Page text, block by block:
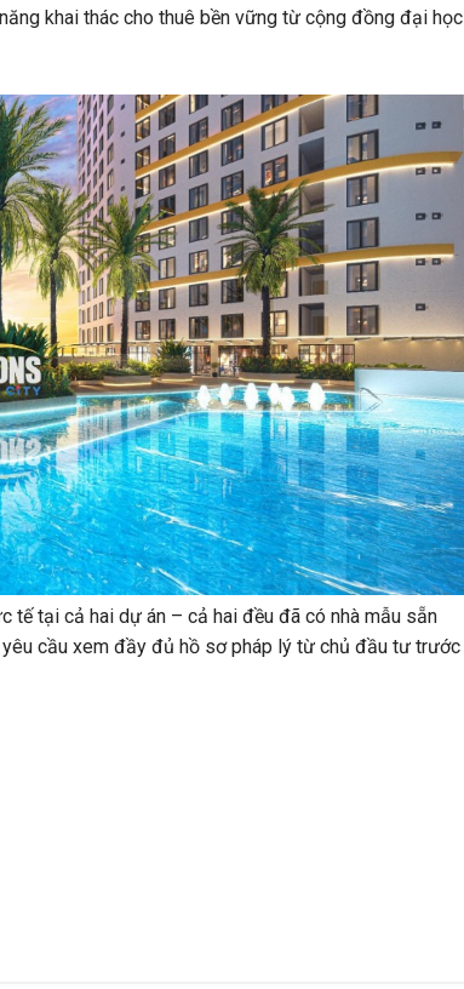
khai thác cho thuê bền vững từ cộng đồng đại học
tế tại cả hai dự án – cả hai đều đã có nhà mẫu sẵn
cầu xem đầy đủ hồ sơ pháp lý từ chủ đầu tư trước